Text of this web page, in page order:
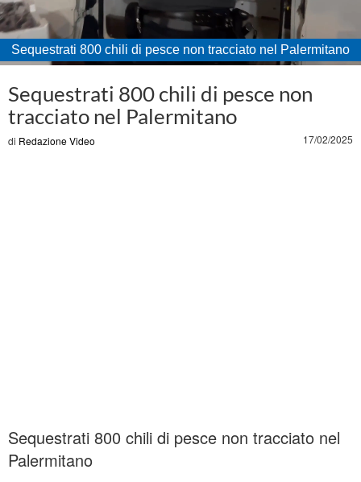
Sequestrati 800 chili di pesce non tracciato nel Palermitano
Unmute Loaded:
Sequestrati 800 chili di pesce non
tracciato nel Palermitano
di Redazione Video 17/02/2025
Sequestrati 800 chili di pesce non tracciato nel
Palermitano